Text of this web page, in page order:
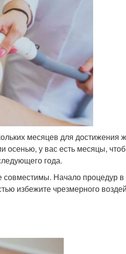
месяцев для достижения
осенью, у вас есть месяцы,
года.
совместимы. Начало процедур
избежите чрезмерного